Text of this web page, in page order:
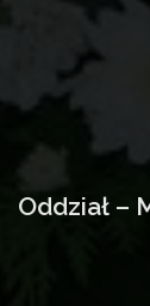
Oddział –